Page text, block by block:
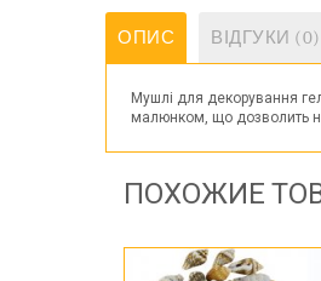
ОПИС ВІДГУКИ (0)
Мушлі для декорування
малюнком, що дозволить на
ПОХОЖИЕ